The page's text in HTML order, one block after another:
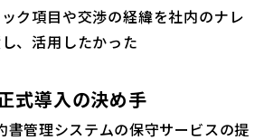
ク項目や交渉の経緯を社内のナレ
、活用したかった
式導入の決め手
管理システムの保守サービスの提